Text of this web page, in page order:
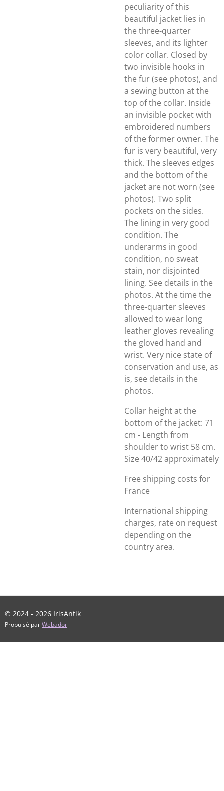
peculiarity of this
beautiful jacket lies in
the three-quarter
sleeves, and its lighter
color collar. Closed by
two invisible hooks in
the fur (see photos), and
a sewing button at the
top of the collar. Inside
an invisible pocket with
embroidered numbers
of the former owner. The
fur is very beautiful, very
thick. The sleeves edges
and the bottom of the
jacket are not worn (see
photos). Two split
pockets on the sides.
The lining in very good
condition. The
underarms in good
condition, no sweat
stain, nor disjointed
lining. See details in the
photos. At the time the
three-quarter sleeves
allowed to wear long
leather gloves revealing
the gloved hand and
wrist. Very nice state of
conservation and use, as
is, see details in the
photos.
Collar height at the
bottom of the jacket: 71
cm - Length from
shoulder to wrist 58 cm.
Size 40/42 approximately
Free shipping costs for
France
International shipping
charges, rate on request
depending on the
country area.
© 2024 - 2026 IrisAntik
Propulsé par Webador